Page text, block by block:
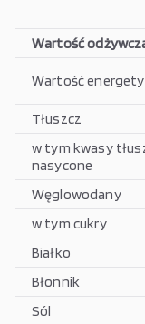
Wartość
Wartość
Tłuszcz
w tym kwasy
nasycone
Węglowodany
w tym cukry
Białko
Błonnik
Sól